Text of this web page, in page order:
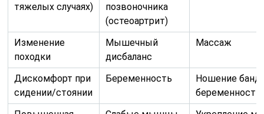
тяжелых случаях)
позвоночника
(остеоартрит)
Изменение
походки
Мышечный
дисбаланс
Массаж
Дискомфорт при
сидении/стоянии
Беременность
Ношение
беременности)